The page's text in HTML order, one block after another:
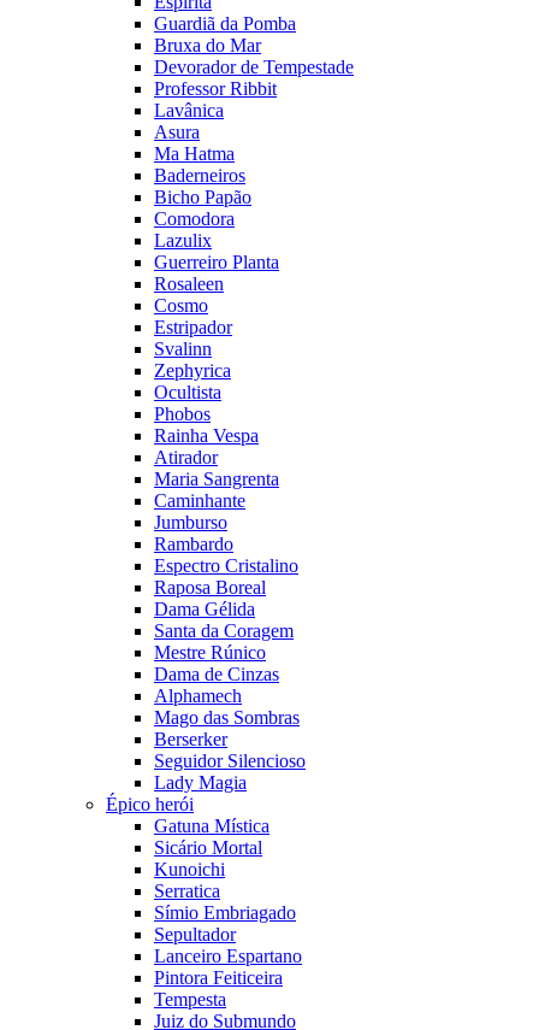
Guardiã da Pomba
Bruxa do Mar
Devorador de Tempestade
Professor Ribbit
Lavânica
Asura
Ma Hatma
Baderneiros
Bicho Papão
Comodora
Lazulix
Guerreiro Planta
Rosaleen
Cosmo
Estripador
Svalinn
Zephyrica
Ocultista
Phobos
Rainha Vespa
Atirador
Maria Sangrenta
Caminhante
Jumburso
Rambardo
Espectro Cristalino
Raposa Boreal
Dama Gélida
Santa da Coragem
Mestre Rúnico
Dama de Cinzas
Alphamech
Mago das Sombras
Berserker
Seguidor Silencioso
Lady Magia
Épico herói
Gatuna Mística
Sicário Mortal
Kunoichi
Serratica
Símio Embriagado
Sepultador
Lanceiro Espartano
Pintora Feiticeira
Tempesta
Juiz do Submundo